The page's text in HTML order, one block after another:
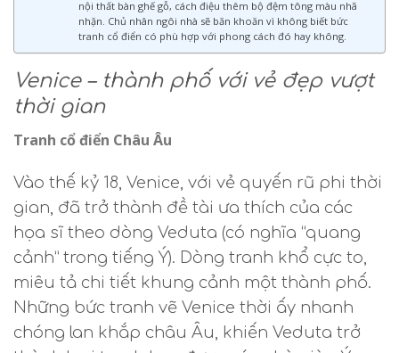
nội thất bàn ghế gỗ, cách điệu thêm bộ đệm tông màu nhã
nhặn. Chủ nhân ngôi nhà sẽ băn khoăn vì không biết bức
tranh cổ điển có phù hợp với phong cách đó hay không.
Venice – thành phố với vẻ đẹp vượt
thời gian
Tranh cổ điển Châu Âu
Vào thế kỷ 18, Venice, với vẻ quyến rũ phi thời
gian, đã trở thành đề tài ưa thích của các
họa sĩ theo dòng Veduta (có nghĩa “quang
cảnh” trong tiếng Ý). Dòng tranh khổ cực to,
miêu tả chi tiết khung cảnh một thành phố.
Những bức tranh vẽ Venice thời ấy nhanh
chóng lan khắp châu Âu, khiến Veduta trở